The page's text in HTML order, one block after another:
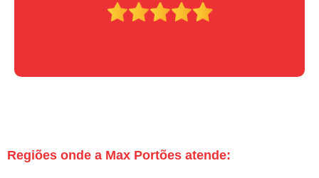
Regiões onde a Max Portões atende: